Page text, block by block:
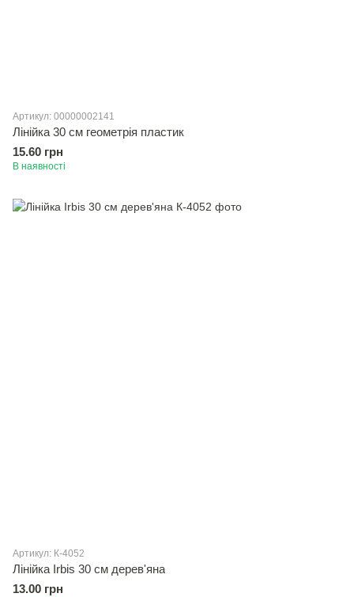
Артикул: 00000002141
Лінійка 30 см геометрія пластик
15.60 грн
В наявності
Артикул: К-4052
Лінійка Irbis 30 см дерев'яна
13.00 грн